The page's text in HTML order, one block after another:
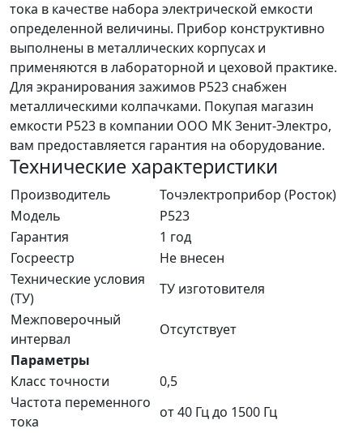
тока в качестве набора электрической емкости
определенной величины. Прибор конструктивно
выполнены в металлических корпусах и
применяются в лабораторной и цеховой практике.
Для экранирования зажимов Р523 снабжен
металлическими колпачками. Покупая магазин
емкости Р523 в компании ООО МК Зенит-Электро,
вам предоставляется гарантия на оборудование.
Технические характеристики
Производитель
Точэлектроприбор (Росток)
Модель
Р523
Гарантия
1 год
Госреестр
Не внесен
Технические условия
(ТУ)
ТУ изготовителя
Межповерочный
интервал
Отсутствует
Параметры
Класс точности
0,5
Частота переменного
тока
от 40 Гц до 1500 Гц